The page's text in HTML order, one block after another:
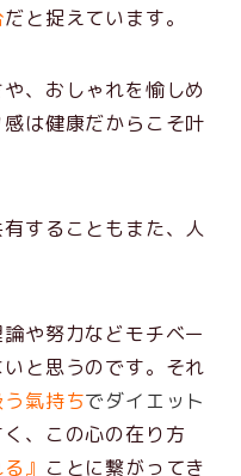
だと捉えています。
、おしゃれを愉しめ
は健康だからこそ叶
することもまた、人
や努力などモチベー
と思うのです。それ
氣持ちでダイエット
、この心の在り方
』 ことに繋がってき